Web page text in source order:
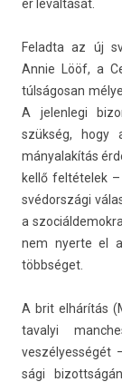
er leváltását.
Felad­ta az új
Annie Lööf, a
túlságosan
A jelen­legi
szükség,
mányalakítás
kellő feltételek
svédországi
a
nem nyer­te el a
többséget.
A brit elhárítás
tavalyi
veszélyességét
sági